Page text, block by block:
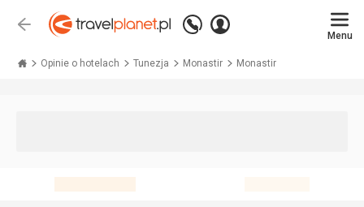
Wstecz
Zadzwoń
+48 71 771 76 55
Zaloguj
Menu
Opinie o hotelach Tunezja Monastir Monastir